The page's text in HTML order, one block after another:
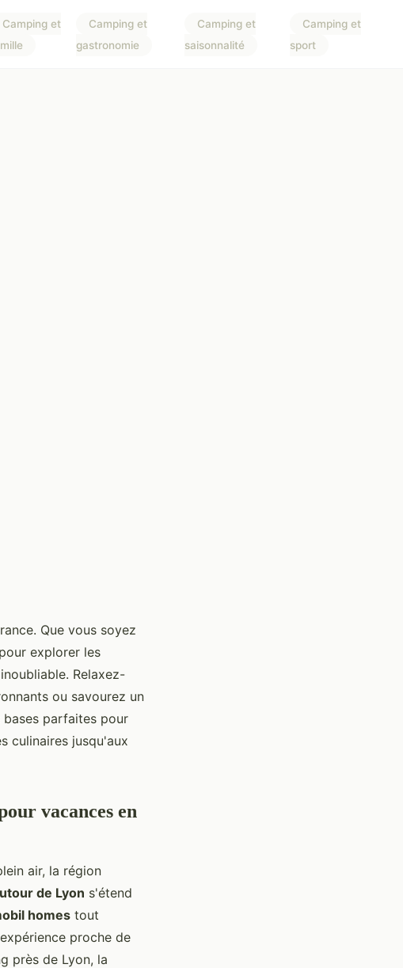
Camping et
Camping et
gastronomie
Camping et
saisonnalité
Camping et
sport
Que vous soyez
explorer les
Relaxez-
ou savourez un
parfaites pour
culinaires jusqu'aux
vacances en
air, la région
de Lyon s'étend
homes tout
proche de
près de Lyon, la